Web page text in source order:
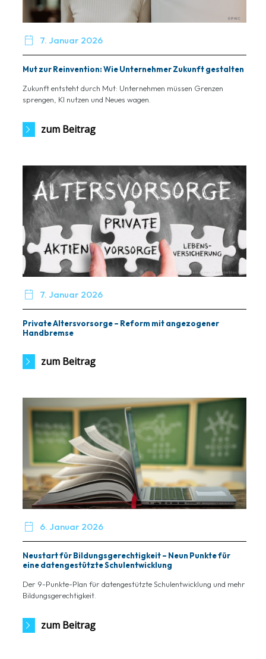
 7. Januar 2026
Mut zur Reinvention: Wie Unternehmer Zukunft gestalten
Zukunft entsteht durch Mut: Unternehmen müssen Grenzen
sprengen, KI nutzen und Neues wagen.
zum Beitrag
 7. Januar 2026
Private Altersvorsorge – Reform mit angezogener
Handbremse
zum Beitrag
 6. Januar 2026
Neustart für Bildungsgerechtigkeit – Neun Punkte für
eine datengestützte Schulentwicklung
Der 9-Punkte-Plan für datengestützte Schulentwicklung und mehr
Bildungsgerechtigkeit.
zum Beitrag